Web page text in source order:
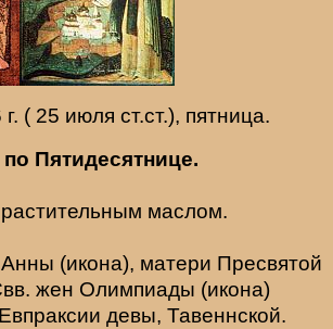
( 25 июля ст.ст.), пятница.
Пятидесятнице.
маслом.
Анны (икона), матери Пресвятой
жен Олимпиады (икона)
Евпраксии девы, Тавеннской.